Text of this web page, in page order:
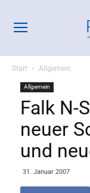
Start Allgemein
Allgemein
Falk N-
neuer
und
31. Januar 2007